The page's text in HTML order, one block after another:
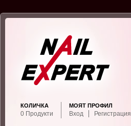
КОЛИЧКА
0 Продукти
МОЯТ ПРОФИЛ
Вход Регистрация